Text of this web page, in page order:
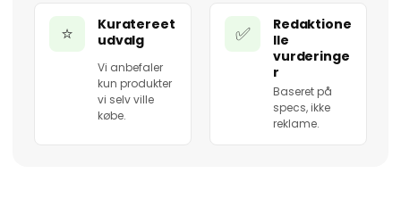
⭐
Kuratereet
udvalg
Vi anbefaler
kun produkter
vi selv ville
købe.
✅
Redaktione
lle
vurderinge
r
Baseret på
specs, ikke
reklame.